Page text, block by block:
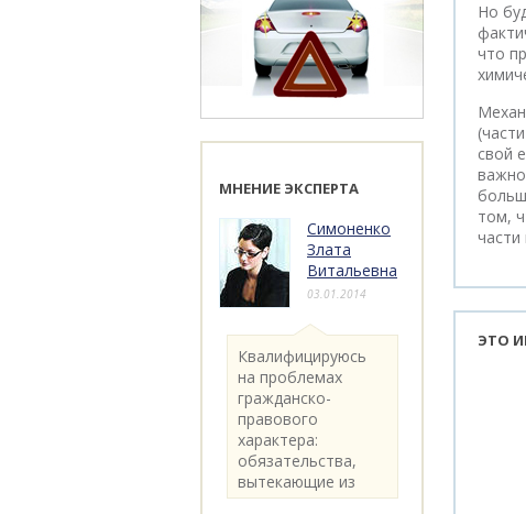
Но
что
свой
том,
части
ЭТО
МНЕНИЕ ЭКСПЕРТА
Симоненко
Злата
Витальевна
03.01.2014
Квалифицируюсь
на проблемах
гражданско-
правового
характера:
обязательства,
вытекающие из
категории..